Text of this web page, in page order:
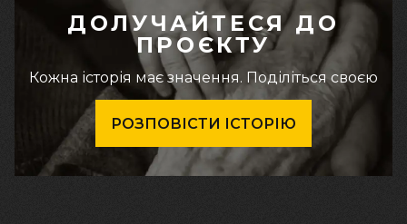
ДОЛУЧАЙТЕСЯ ДО
ПРОЄКТУ
Кожна історія має значення. Поділіться своєю
РОЗПОВІСТИ ІСТОРІЮ